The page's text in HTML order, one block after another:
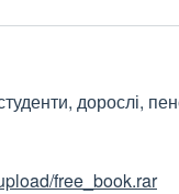
дорослі,
free_book.rar